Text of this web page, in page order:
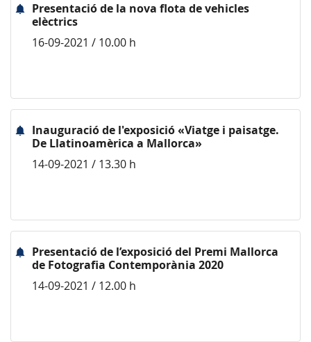
Presentació de la nova flota de vehicles
elèctrics
16-09-2021 / 10.00 h
Inauguració de l'exposició «Viatge i paisatge.
De Llatinoamèrica a Mallorca»
14-09-2021 / 13.30 h
Presentació de l’exposició del Premi Mallorca
de Fotografia Contemporània 2020
14-09-2021 / 12.00 h